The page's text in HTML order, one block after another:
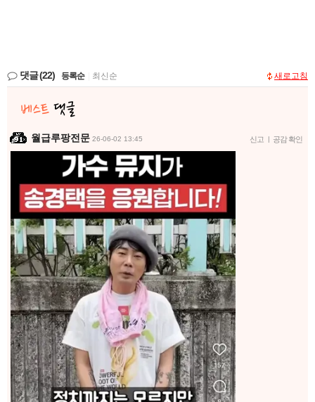
댓글(22) 등록순 최신순 새로고침
월급루팡전문 26-06-02 13:45 신고 | 공감 확인